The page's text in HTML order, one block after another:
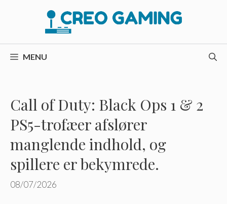
MENU
Call of Duty: Black Ops 1 & 2
PS5-trofæer afslører
manglende indhold, og
spillere er bekymrede.
08/07/2026